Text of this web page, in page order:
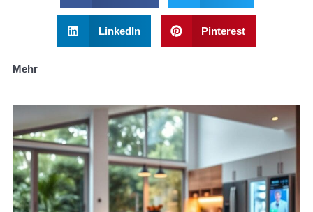
LinkedIn Pinterest
Mehr